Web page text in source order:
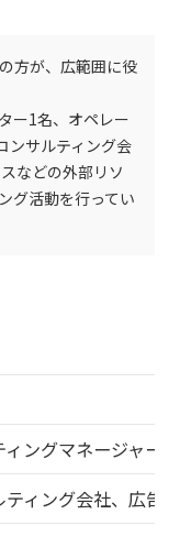
方が、広範囲に役
ー1名、オペレー
ンサルティング会
などの外部リソ
グ活動を行ってい
ィングマネージャー
ティング会社、広告